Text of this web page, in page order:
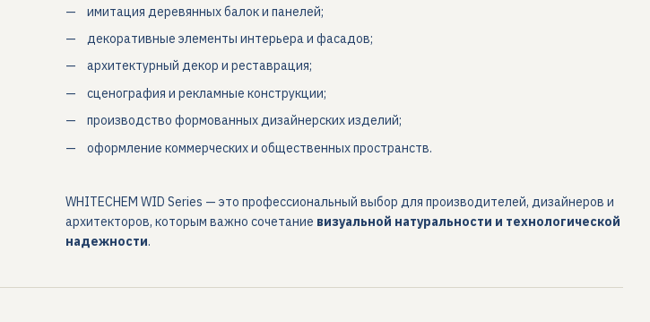
имитация деревянных балок и панелей;
декоративные элементы интерьера и фасадов;
архитектурный декор и реставрация;
сценография и рекламные конструкции;
производство формованных дизайнерских изделий;
оформление коммерческих и общественных пространств.
WHITECHEM WID Series — это профессиональный выбор для производителей, дизайнеров и
архитекторов, которым важно сочетание визуальной натуральности и технологической
надежности.